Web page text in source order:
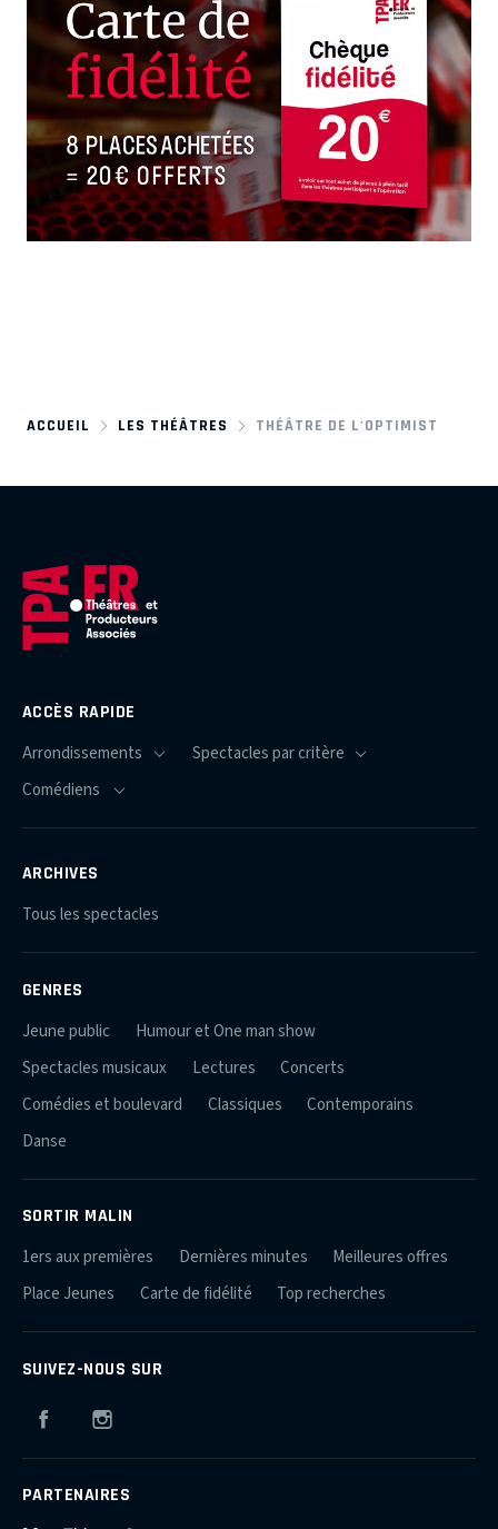
ACCUEIL LES THÉÂTRES THÉÂTRE DE L'OPTIMIST
ACCÈS RAPIDE
ARCHIVES
Tous les spectacles
GENRES
Jeune public
Humour et One man show
Spectacles musicaux
Lectures
Concerts
Comédies et boulevard
Classiques
Contemporains
Danse
SORTIR MALIN
1ers aux premières Dernières minutes
Meilleures offres
Place Jeunes
Carte de fidélité Top recherches
SUIVEZ-NOUS SUR
Facebook
PARTENAIRES